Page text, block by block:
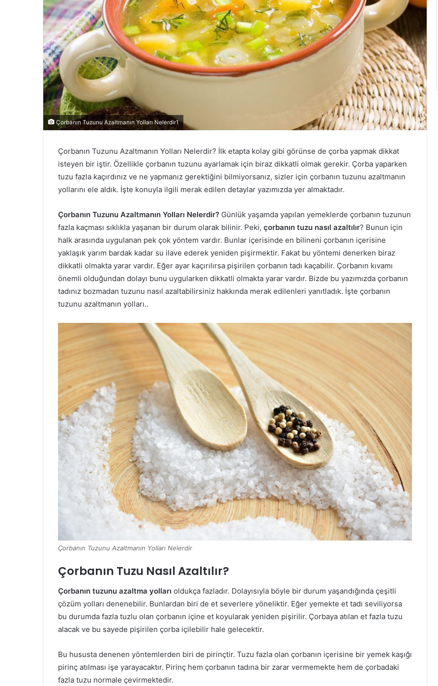
Çorbanın Tuzunu Azaltmanın Yolları Nelerdir1
Çorbanın Tuzunu Azaltmanın Yolları Nelerdir? İlk etapta kolay gibi görünse de çorba yapmak dikkat
isteyen bir iştir. Özellikle çorbanın tuzunu ayarlamak için biraz dikkatli olmak gerekir. Çorba yaparken
tuzu fazla kaçırdınız ve ne yapmanız gerektiğini bilmiyorsanız, sizler için çorbanın tuzunu azaltmanın
yollarını ele aldık. İşte konuyla ilgili merak edilen detaylar yazımızda yer almaktadır.
Çorbanın Tuzunu Azaltmanın Yolları Nelerdir? Günlük yaşamda yapılan yemeklerde çorbanın tuzunun
fazla kaçması sıklıkla yaşanan bir durum olarak bilinir. Peki, çorbanın tuzu nasıl azaltılır? Bunun için
halk arasında uygulanan pek çok yöntem vardır. Bunlar içerisinde en bilineni çorbanın içerisine
yaklaşık yarım bardak kadar su ilave ederek yeniden pişirmektir. Fakat bu yöntemi denerken biraz
dikkatli olmakta yarar vardır. Eğer ayar kaçırılırsa pişirilen çorbanın tadı kaçabilir. Çorbanın kıvamı
önemli olduğundan dolayı bunu uygularken dikkatli olmakta yarar vardır. Bizde bu yazımızda çorbanın
tadınız bozmadan tuzunu nasıl azaltabilirsiniz hakkında merak edilenleri yanıtladık. İşte çorbanın
tuzunu azaltmanın yolları..
Çorbanın Tuzunu Azaltmanın Yolları Nelerdir
Çorbanın Tuzu Nasıl Azaltılır?
Çorbanın tuzunu azaltma yolları oldukça fazladır. Dolayısıyla böyle bir durum yaşandığında çeşitli
çözüm yolları denenebilir. Bunlardan biri de et severlere yöneliktir. Eğer yemekte et tadı seviliyorsa
bu durumda fazla tuzlu olan çorbanın içine et koyularak yeniden pişirilir. Çorbaya atılan et fazla tuzu
alacak ve bu sayede pişirilen çorba içilebilir hale gelecektir.
Bu hususta denenen yöntemlerden biri de pirinçtir. Tuzu fazla olan çorbanın içerisine bir yemek kaşığı
pirinç atılması işe yarayacaktır. Pirinç hem çorbanın tadına bir zarar vermemekte hem de çorbadaki
fazla tuzu normale çevirmektedir.